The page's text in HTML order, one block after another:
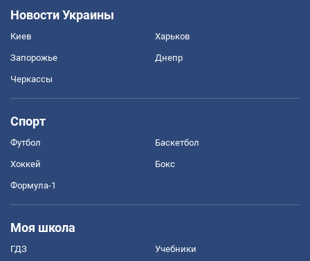
Новости Украины
Киев Харьков
Запорожье Днепр
Черкассы
Спорт
Футбол Баскетбол
Хоккей Бокс
Формула-1
Моя школа
ГДЗ Учебники